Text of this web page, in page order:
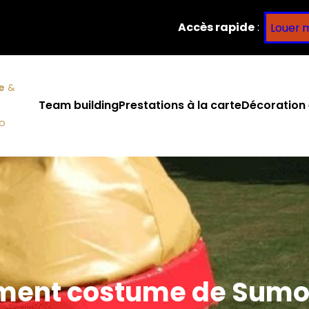
Accès rapide: Louer
&
Team buildingPrestations à la carteDécoration
costume de